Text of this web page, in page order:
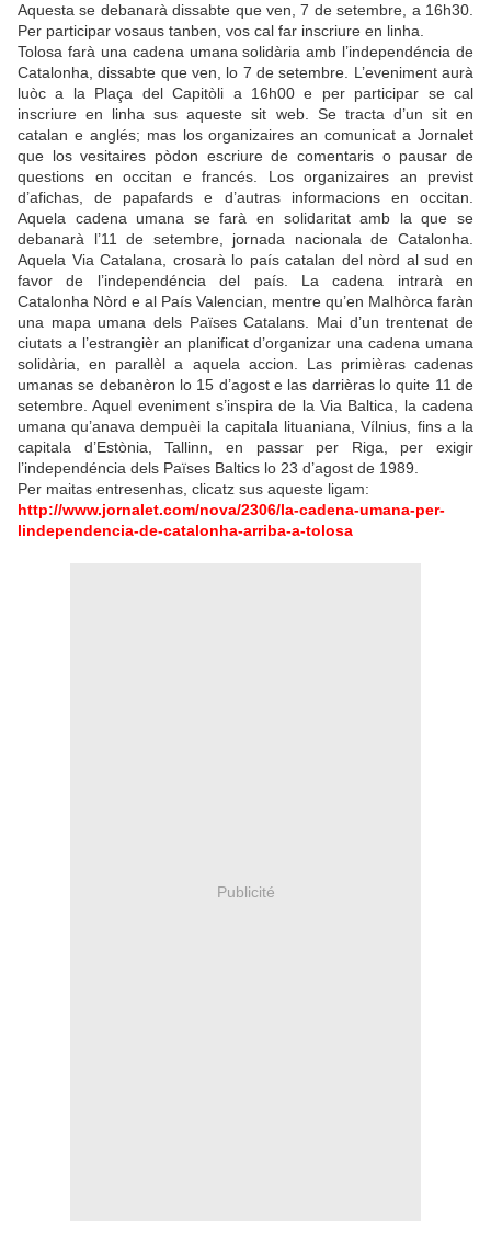
Aquesta se debanarà dissabte que ven, 7 de setembre, a 16h30.
Per participar vosaus tanben, vos cal far inscriure en linha.
Tolosa farà una cadena umana solidària amb l’independéncia de
Catalonha, dissabte que ven, lo 7 de setembre. L’eveniment aurà
luòc a la Plaça del Capitòli a 16h00 e per participar se cal
inscriure en linha sus aqueste sit web. Se tracta d’un sit en
catalan e anglés; mas los organizaires an comunicat a Jornalet
que los vesitaires pòdon escriure de comentaris o pausar de
questions en occitan e francés. Los organizaires an previst
d’afichas, de papafards e d’autras informacions en occitan.
Aquela cadena umana se farà en solidaritat amb la que se
debanarà l’11 de setembre, jornada nacionala de Catalonha.
Aquela Via Catalana, crosarà lo país catalan del nòrd al sud en
favor de l’independéncia del país. La cadena intrarà en
Catalonha Nòrd e al País Valencian, mentre qu’en Malhòrca faràn
una mapa umana dels Païses Catalans. Mai d’un trentenat de
ciutats a l’estrangièr an planificat d’organizar una cadena umana
solidària, en parallèl a aquela accion. Las primièras cadenas
umanas se debanèron lo 15 d’agost e las darrièras lo quite 11 de
setembre. Aquel eveniment s’inspira de la Via Baltica, la cadena
umana qu’anava dempuèi la capitala lituaniana, Vílnius, fins a la
capitala d’Estònia, Tallinn, en passar per Riga, per exigir
l’independéncia dels Païses Baltics lo 23 d’agost de 1989.
Per maitas entresenhas, clicatz sus aqueste ligam:
http://www.jornalet.com/nova/2306/la-cadena-umana-per-
lindependencia-de-catalonha-arriba-a-tolosa
Publicité